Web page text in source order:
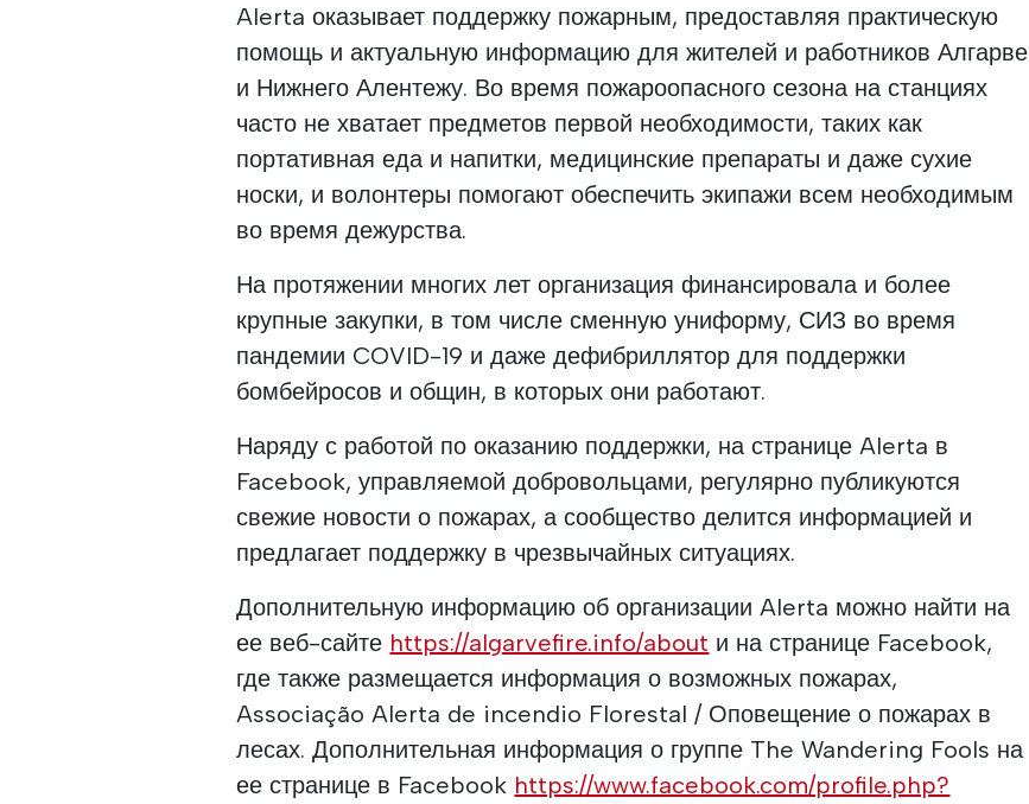
Alerta оказывает поддержку пожарным, предоставляя практическую
помощь и актуальную информацию для жителей и работников Алгарве
и Нижнего Алентежу. Во время пожароопасного сезона на станциях
часто не хватает предметов первой необходимости, таких как
портативная еда и напитки, медицинские препараты и даже сухие
носки, и волонтеры помогают обеспечить экипажи всем необходимым
во время дежурства.
На протяжении многих лет организация финансировала и более
крупные закупки, в том числе сменную униформу, СИЗ во время
пандемии COVID-19 и даже дефибриллятор для поддержки
бомбейросов и общин, в которых они работают.
Наряду с работой по оказанию поддержки, на странице Alerta в
Facebook, управляемой добровольцами, регулярно публикуются
свежие новости о пожарах, а сообщество делится информацией и
предлагает поддержку в чрезвычайных ситуациях.
Дополнительную информацию об организации Alerta можно найти на
ее веб-сайте https://algarvefire.info/about и на странице Facebook,
где также размещается информация о возможных пожарах,
Associação Alerta de incendio Florestal / Оповещение о пожарах в
лесах. Дополнительная информация о группе The Wandering Fools на
ее странице в Facebook https://www.facebook.com/profile.php?